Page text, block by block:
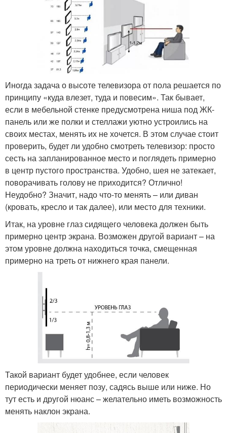
Иногда задача о высоте телевизора от пола решается по
принципу «куда влезет, туда и повесим». Так бывает,
если в мебельной стенке предусмотрена ниша под ЖК-
панель или же полки и стеллажи уютно устроились на
своих местах, менять их не хочется. В этом случае стоит
проверить, будет ли удобно смотреть телевизор: просто
сесть на запланированное место и поглядеть примерно
в центр пустого пространства. Удобно, шея не затекает,
поворачивать голову не приходится? Отлично!
Неудобно? Значит, надо что-то менять – или диван
(кровать, кресло и так далее), или место для техники.
Итак, на уровне глаз сидящего человека должен быть
примерно центр экрана. Возможен другой вариант – на
этом уровне должна находиться точка, смещенная
примерно на треть от нижнего края панели.
Такой вариант будет удобнее, если человек
периодически меняет позу, садясь выше или ниже. Но
тут есть и другой нюанс – желательно иметь возможность
менять наклон экрана.